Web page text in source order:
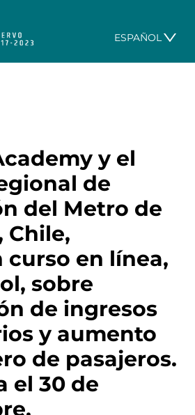
ESPAÑOL
y el
de
del Metro de
Chile,
curso en línea,
sobre
de ingresos
y aumento
de pasajeros.
el 30 de